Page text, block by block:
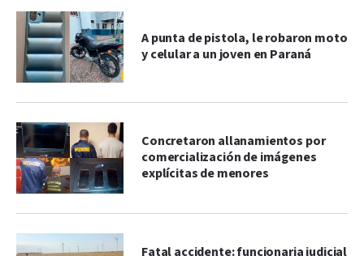
A punta de pistola, le robaron moto
y celular a un joven en Paraná
Concretaron allanamientos por
comercialización de imágenes
explícitas de menores
Fatal accidente: funcionaria judicial